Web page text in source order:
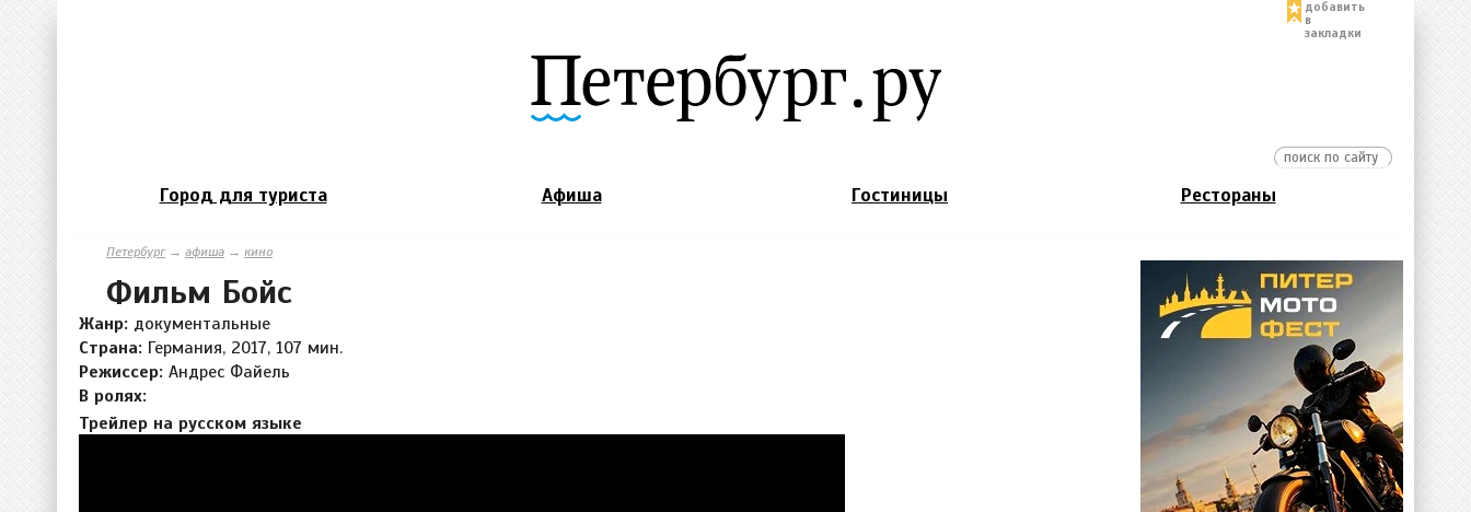
добавить
в
закладки
Город для туриста Афиша Гостиницы Рестораны
Петербург→ афиша → кино
Фильм Бойс
Жанр: документальные
Страна: Германия, 2017, 107 мин.
Режиссер: Андрес Файель
В ролях:
Трейлер на русском языке